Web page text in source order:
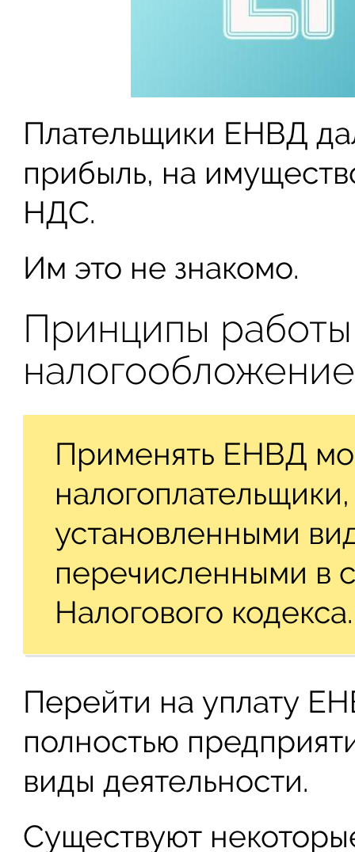
Плательщики ЕНВД
прибыль, на
НДС.
Им это не знакомо.
Принципы
Применять ЕНВД
установленными
перечисленными в
Налогового кодекса.
Перейти на уплату
полностью
виды деятельности.
Существуют